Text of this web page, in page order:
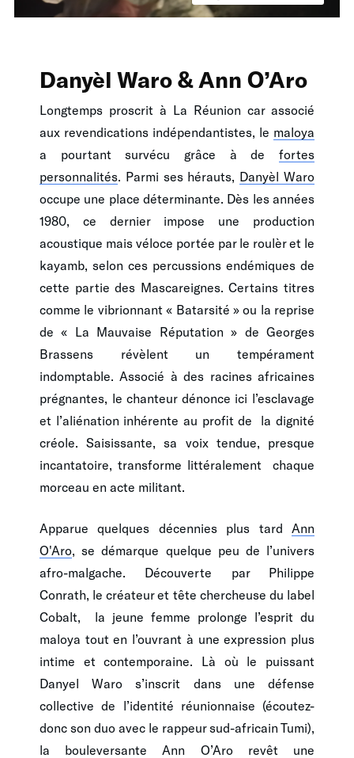
Danyèl Waro & Ann O’Aro
Longtemps proscrit à La Réunion car associé
aux revendications indépendantistes, le maloya
a pourtant survécu grâce à de fortes
personnalités . Parmi ses hérauts, Danyèl Waro
occupe une place déterminante. Dès les années
1980, ce dernier impose une production
acoustique mais véloce portée par le roulèr et le
kayamb, selon ces percussions endémiques de
cette partie des Mascareignes. Certains titres
comme le vibrionnant « Batarsité » ou la reprise
de « La Mauvaise Réputation » de Georges
Brassens révèlent un tempérament
indomptable. Associé à des racines africaines
prégnantes, le chanteur dénonce ici l’esclavage
et l’aliénation inhérente au profit de la dignité
créole. Saisissante, sa voix tendue, presque
incantatoire, transforme littéralement chaque
morceau en acte militant.
Apparue quelques décennies plus tard Ann
O'Aro , se démarque quelque peu de l’univers
afro-malgache. Découverte par Philippe
Conrath, le créateur et tête chercheuse du label
Cobalt, la jeune femme prolonge l’esprit du
maloya tout en l’ouvrant à une expression plus
intime et contemporaine. Là où le puissant
Danyel Waro s’inscrit dans une défense
collective de l’identité réunionnaise (écoutez-
donc son duo avec le rappeur sud-africain Tumi),
la bouleversante Ann O’Aro revêt une